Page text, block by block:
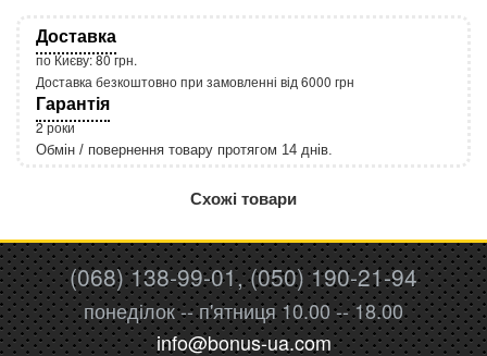
Доставка
по Києву: 80 грн.
Доставка безкоштовно при замовленні від 6000 грн
Гарантія
2 роки
Обмін / повернення товару протягом 14 днів.
Схожі товари
(068) 138-99-01, (050) 190-21-94
понеділок -- п'ятниця 10.00 -- 18.00
info@bonus-ua.com